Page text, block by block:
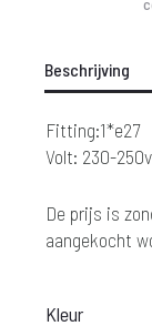
Beschrijving
Fitting:1*e27
Volt: 230-250v
De prijs is
aangekocht
Kleur